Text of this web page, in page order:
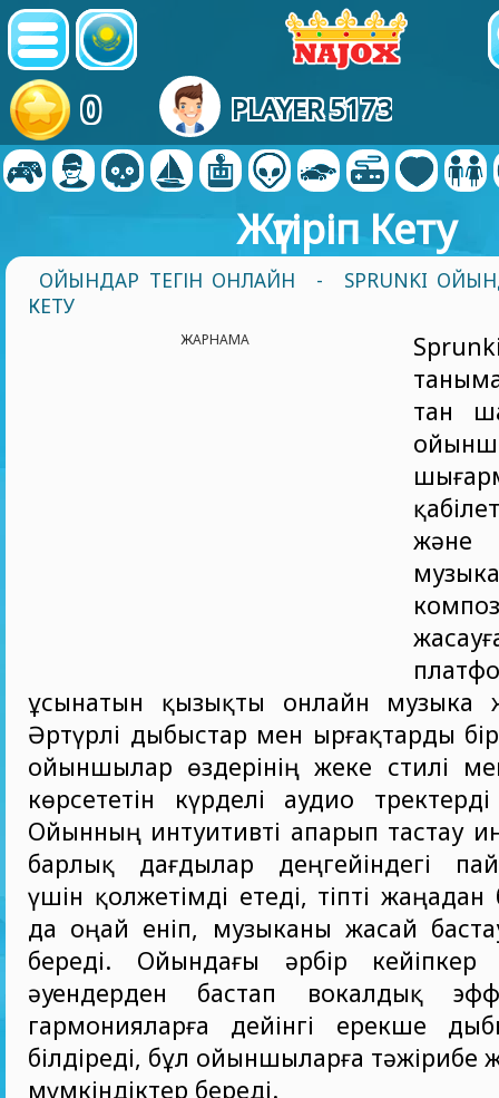
0 PLAYER 5173
Жүгіріп Кету
ОЙЫНДАР ТЕГІН ОНЛАЙН -
SPRUNKI
КЕТУ
ЖАРНАМА
тан
ұсынатын қызықты онлайн музыка
Әртүрлі дыбыстар мен ырғақтарды
ойыншылар өздерінің жеке стилі
көрсететін күрделі аудио
Ойынның интуитивті апарып тастау
барлық дағдылар деңгейіндегі
үшін қолжетімді етеді, тіпті жаңадан
да оңай еніп, музыканы жасай
береді. Ойындағы әрбір
әуендерден бастап вокалдық
гармонияларға дейінгі ерекше
білдіреді, бұл ойыншыларға тәжірибе
мүмкіндіктер береді.